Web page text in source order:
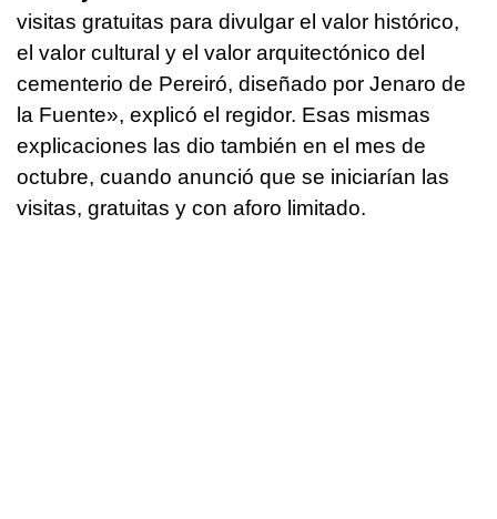
visitas gratuitas para divulgar el valor histórico,
el valor cultural y el valor arquitectónico del
cementerio de Pereiró, diseñado por Jenaro de
la Fuente», explicó el regidor. Esas mismas
explicaciones las dio también en el mes de
octubre, cuando anunció que se iniciarían las
visitas, gratuitas y con aforo limitado.